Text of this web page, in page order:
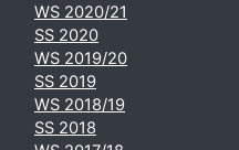
WS 2020/21
SS 2020
WS 2019/20
SS 2019
WS 2018/19
SS 2018